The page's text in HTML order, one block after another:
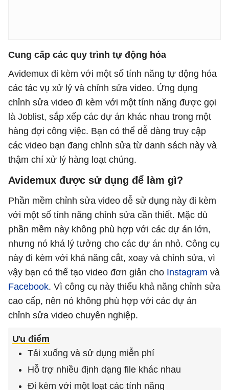
Cung cấp các quy trình tự động hóa
Avidemux đi kèm với một số tính năng tự động hóa
các tác vụ xử lý và chỉnh sửa video. Ứng dụng
chỉnh sửa video đi kèm với một tính năng được gọi
là Joblist, sắp xếp các dự án khác nhau trong một
hàng đợi công việc. Bạn có thể dễ dàng truy cập
các video bạn đang chỉnh sửa từ danh sách này và
thậm chí xử lý hàng loạt chúng.
Avidemux được sử dụng để làm gì?
Phần mềm chỉnh sửa video dễ sử dụng này đi kèm
với một số tính năng chỉnh sửa cần thiết. Mặc dù
phần mềm này không phù hợp với các dự án lớn,
nhưng nó khá lý tưởng cho các dự án nhỏ. Công cụ
này đi kèm với khả năng cắt, xoay và chỉnh sửa, vì
vậy bạn có thể tạo video đơn giản cho Instagram và
Facebook. Vì công cụ này thiếu khả năng chỉnh sửa
cao cấp, nên nó không phù hợp với các dự án
chỉnh sửa video chuyên nghiệp.
Ưu điểm
Tải xuống và sử dụng miễn phí
Hỗ trợ nhiều định dạng file khác nhau
Đi kèm với một loạt các tính năng